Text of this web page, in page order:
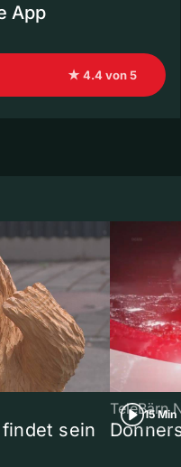
App
★ 4.4 von 5
sein
15 Min
TeleBärn